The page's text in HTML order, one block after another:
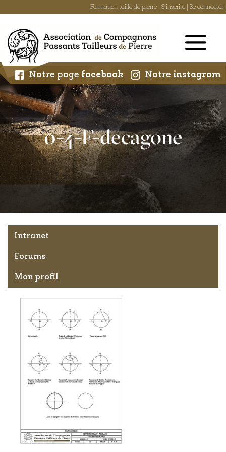
Formation taille de pierre S'inscrire Se connecter
content
Notre page facebook Notre instagram
0-4-F-decagone
Intranet
Forums
Mon profil